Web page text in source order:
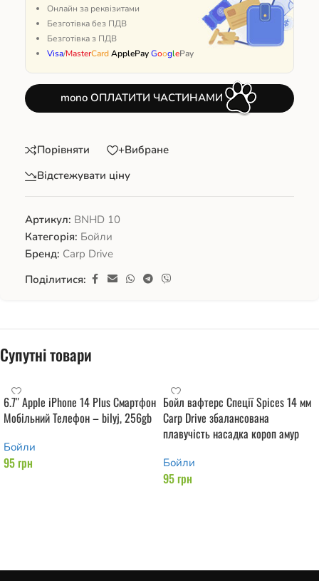
Онлайн за реквізитами
Безготівка без ПДВ
Безготівка з ПДВ
Visa/MasterCardApplePayGooglePay
mono ОПЛАТИТИ ЧАСТИНАМИ
Порівняти
+Вибране
Відстежувати ціну
Артикул: BNHD 10
Категорія: Бойли
Бренд: Carp Drive
Поділитися:
Супутні товари
6.7″ Apple iPhone 14 Plus Смартфон
Мобільний Телефон – bilyj, 256gb
Бойли
95грн
Бойл вафтерс Спеції Spices 14 мм
Carp Drive збалансована
плавучість насадка короп амур
Бойли
95грн